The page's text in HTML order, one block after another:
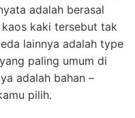
adalah berasal
kaki tersebut tak
lainnya adalah type
paling umum di
adalah bahan –
pilih.